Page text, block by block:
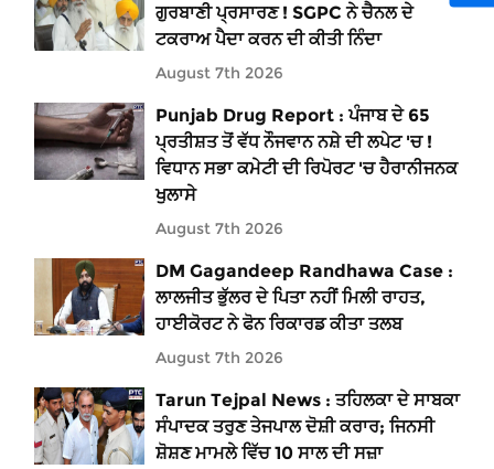
ਗੁਰਬਾਣੀ ਪ੍ਰਸਾਰਣ ! SGPC ਨੇ ਚੈਨਲ ਦੇ
ਟਕਰਾਅ ਪੈਦਾ ਕਰਨ ਦੀ ਕੀਤੀ ਨਿੰਦਾ
August 7th 2026
Punjab Drug Report : ਪੰਜਾਬ ਦੇ 65
ਪ੍ਰਤੀਸ਼ਤ ਤੋਂ ਵੱਧ ਨੌਜਵਾਨ ਨਸ਼ੇ ਦੀ ਲਪੇਟ 'ਚ !
ਵਿਧਾਨ ਸਭਾ ਕਮੇਟੀ ਦੀ ਰਿਪੋਰਟ 'ਚ ਹੈਰਾਨੀਜਨਕ
ਖੁਲਾਸੇ
August 7th 2026
DM Gagandeep Randhawa Case :
ਲਾਲਜੀਤ ਭੁੱਲਰ ਦੇ ਪਿਤਾ ਨਹੀਂ ਮਿਲੀ ਰਾਹਤ,
ਹਾਈਕੋਰਟ ਨੇ ਫੋਨ ਰਿਕਾਰਡ ਕੀਤਾ ਤਲਬ
August 7th 2026
Tarun Tejpal News : ਤਹਿਲਕਾ ਦੇ ਸਾਬਕਾ
ਸੰਪਾਦਕ ਤਰੁਣ ਤੇਜਪਾਲ ਦੋਸ਼ੀ ਕਰਾਰ; ਜਿਨਸੀ
ਸ਼ੋਸ਼ਣ ਮਾਮਲੇ ਵਿੱਚ 10 ਸਾਲ ਦੀ ਸਜ਼ਾ